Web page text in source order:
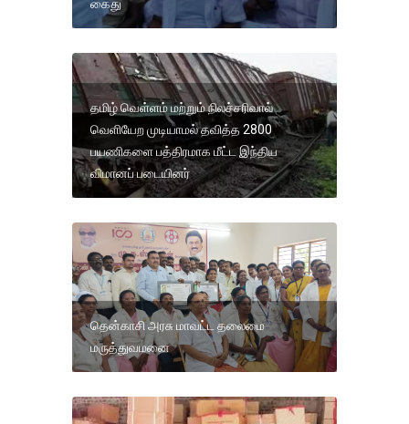
கைது
தமிழ் வெள்ளம் மற்றும் நிலச்சரிவால்
வெளியேற முடியாமல் தவித்த 2800
பயணிகளை பத்திரமாக மீட்ட இந்திய
விமானப் படையினர்
தென்காசி அரசு மாவட்ட தலைமை
மருத்துவமனை